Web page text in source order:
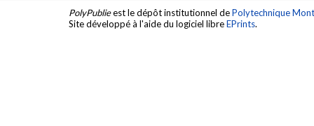
PolyPublieest le dépôt institutionnel dePolytechnique
Site développé à l'aide du logiciel libreEPrints.